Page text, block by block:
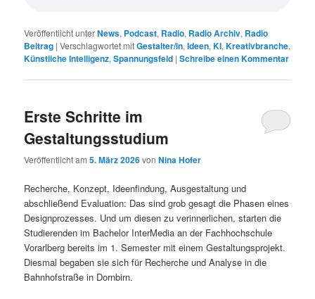
Veröffentlicht unterNews, Podcast, Radio, Radio Archiv, Radio
Beitrag |Verschlagwortet mitGestalter/in,Ideen,KI,Kreativbranche,
Künstliche Intelligenz,Spannungsfeld |Schreibe einen Kommentar
Erste Schritte im
Gestaltungsstudium
Veröffentlicht am5. März 2026vonNina Hofer
Recherche, Konzept, Ideenfindung, Ausgestaltung und
abschließend Evaluation: Das sind grob gesagt die Phasen eines
Designprozesses. Und um diesen zu verinnerlichen, starten die
Studierenden im Bachelor InterMedia an der Fachhochschule
Vorarlberg bereits im 1. Semester mit einem Gestaltungsprojekt.
Diesmal begaben sie sich für Recherche und Analyse in die
Bahnhofstraße in Dornbirn.